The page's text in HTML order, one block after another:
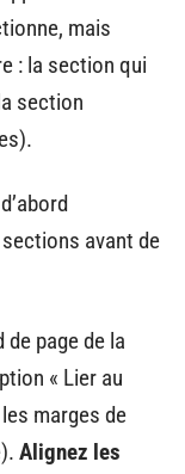
mais
: la section qui
section
avant de
de page de la
« Lier au
marges de
Alignez les